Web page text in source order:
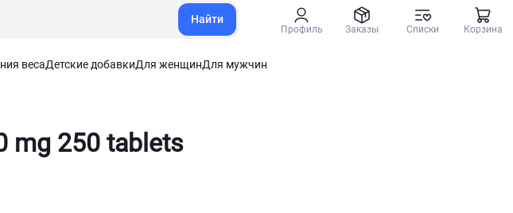
Найти
Профиль Заказы Списки Корзина
весаДетские добавкиДля женщинДля мужчин
mg 250 tablets